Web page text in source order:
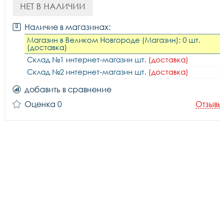
НЕТ В НАЛИЧИИ
Наличие в магазинах:
Магазин в Великом Новгороде (Магазин): 0 шт.
(доставка)
Склад №1 интернет-магазин шт. (доставка)
Склад №2 интернет-магазин шт. (доставка)
добавить в сравнение
Оценка 0